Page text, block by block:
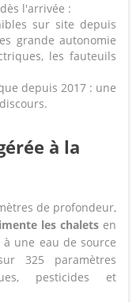
l'arrivée :
sur site depuis
grande autonomie
les fauteuils
depuis 2017 : une
à la
de profondeur,
les chalets en
une eau de source
325 paramètres
pesticides et